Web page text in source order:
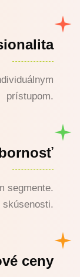
prístupom.
segmente.
skúsenosti.
ceny